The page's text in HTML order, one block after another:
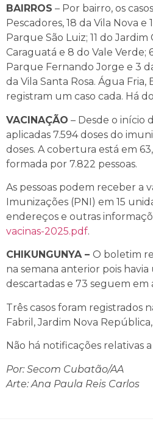
BAIRROS – Por bairro, os
Pescadores, 18 da Vila Nova
Parque São Luiz; 11 do
Caraguatá e 8 do Vale Verde;
Parque Fernando Jorge e 3
da Vila Santa Rosa. Água
registram um caso cada. Há
VACINAÇÃO – Desde o início
aplicadas 7.594 doses do
doses. A cobertura está em
formada por 7.822 pessoas.
As pessoas podem receber a
Imunizações (PNI) em 15
endereços e outras
vacinas-2025.pdf.
CHIKUNGUNYA – O boletim
na semana anterior pois
descartadas e 73 seguem em
Três casos foram registrados
Fabril, Jardim Nova
Não há notificações relativas
Por: Secom Cubatão/AA
Arte: Ana Paula Reis Carlos